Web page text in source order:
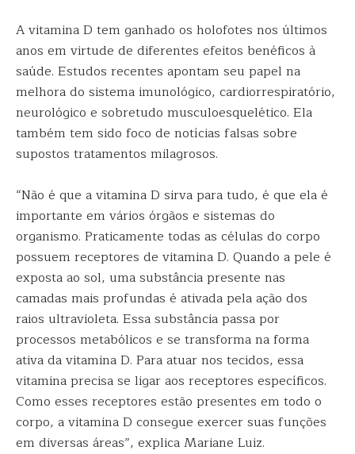
A vitamina D tem ganhado os holofotes nos últimos
anos em virtude de diferentes efeitos benéficos à
saúde. Estudos recentes apontam seu papel na
melhora do sistema imunológico, cardiorrespiratório,
neurológico e sobretudo musculoesquelético. Ela
também tem sido foco de notícias falsas sobre
supostos tratamentos milagrosos.
“Não é que a vitamina D sirva para tudo, é que ela é
importante em vários órgãos e sistemas do
organismo. Praticamente todas as células do corpo
possuem receptores de vitamina D. Quando a pele é
exposta ao sol, uma substância presente nas
camadas mais profundas é ativada pela ação dos
raios ultravioleta. Essa substância passa por
processos metabólicos e se transforma na forma
ativa da vitamina D. Para atuar nos tecidos, essa
vitamina precisa se ligar aos receptores específicos.
Como esses receptores estão presentes em todo o
corpo, a vitamina D consegue exercer suas funções
em diversas áreas”, explica Mariane Luiz.